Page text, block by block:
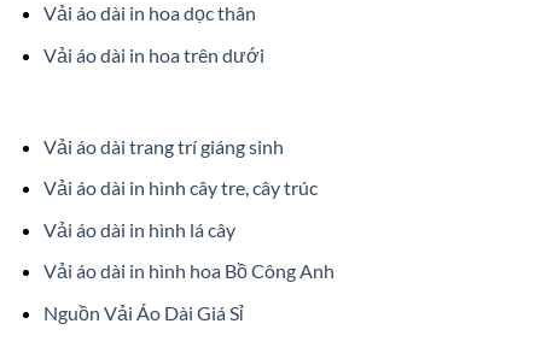
Vải áo dài in hoa dọc thân
Vải áo dài in hoa trên dưới
Vải áo dài trang trí giáng sinh
Vải áo dài in hình cây tre, cây trúc
Vải áo dài in hình lá cây
Vải áo dài in hình hoa Bồ Công Anh
Nguồn Vải Áo Dài Giá Sỉ